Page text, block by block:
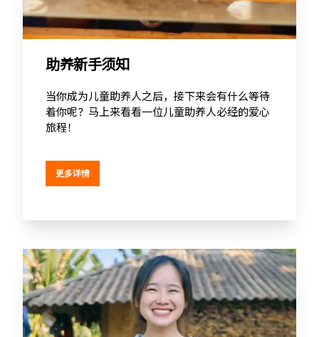
助养新手须知
当你成为儿童助养人之后，接下来会有什么等待
着你呢？马上来看看一位儿童助养人必经的爱心
旅程！
更多详情